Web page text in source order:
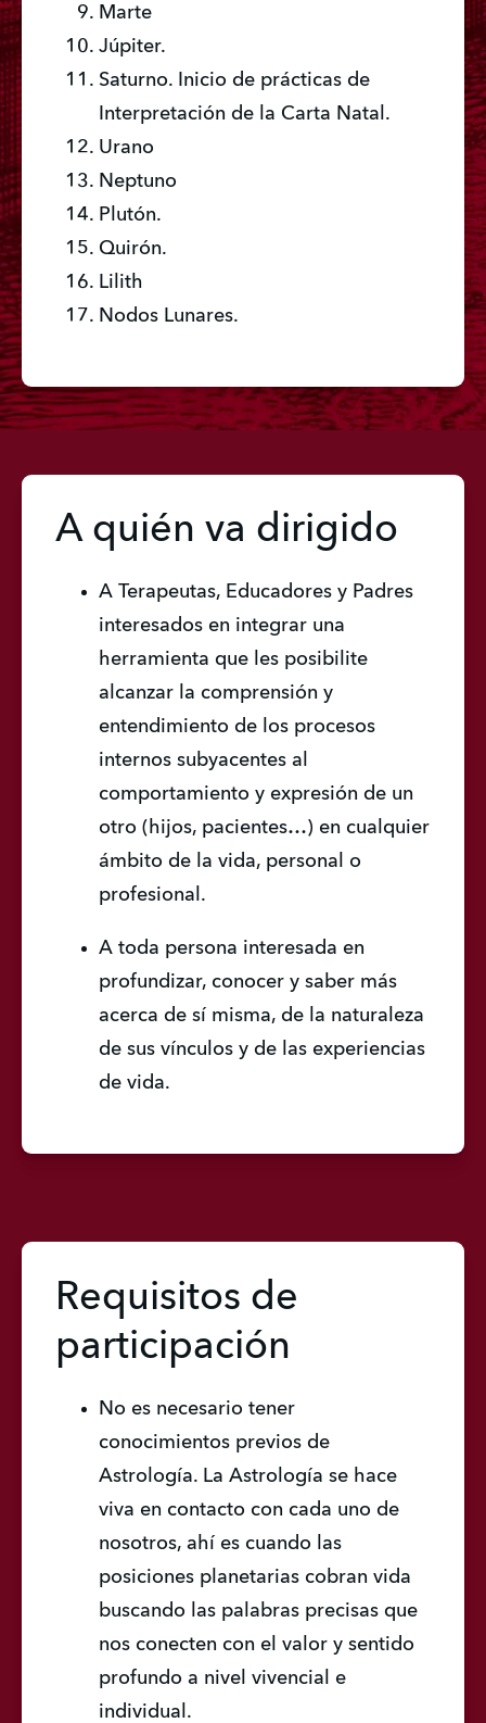
Marte
Júpiter.
Saturno. Inicio de prácticas de
Interpretación de la Carta Natal.
Urano
Neptuno
Plutón.
Quirón.
Lilith
Nodos Lunares.
A quién va dirigido
A Terapeutas, Educadores y Padres
interesados en integrar una
herramienta que les posibilite
alcanzar la comprensión y
entendimiento de los procesos
internos subyacentes al
comportamiento y expresión de un
otro (hijos, pacientes…) en cualquier
ámbito de la vida, personal o
profesional.
A toda persona interesada en
profundizar, conocer y saber más
acerca de sí misma, de la naturaleza
de sus vínculos y de las experiencias
de vida.
Requisitos de
participación
No es necesario tener
conocimientos previos de
Astrología. La Astrología se hace
viva en contacto con cada uno de
nosotros, ahí es cuando las
posiciones planetarias cobran vida
buscando las palabras precisas que
nos conecten con el valor y sentido
profundo a nivel vivencial e
individual.